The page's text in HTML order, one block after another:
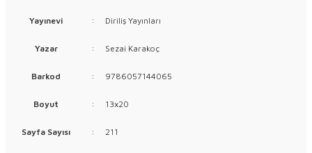
Yayınevi : Diriliş Yayınları
Yazar : Sezai Karakoç
Barkod : 9786057144065
Boyut : 13x20
Sayfa Sayısı : 211